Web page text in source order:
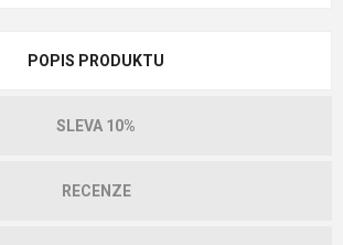
POPIS PRODUKTU
SLEVA 10%
RECENZE